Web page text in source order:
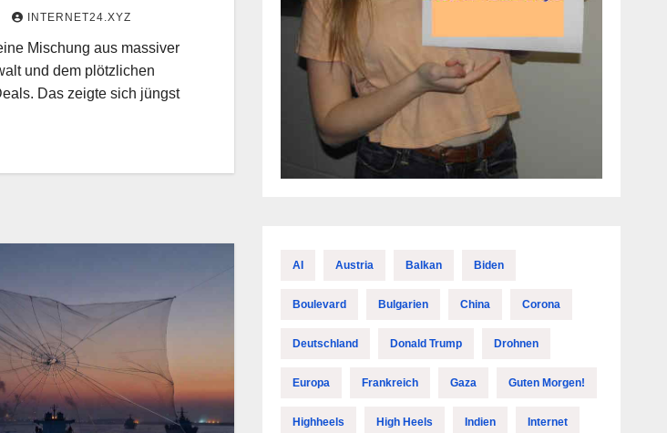
INTERNET24.XYZ
Mischung aus massiver
und dem plötzlichen
Das zeigte sich jüngst
AI Austria Balkan Biden
Boulevard Bulgarien China Corona
Deutschland Donald Trump Drohnen
Europa Frankreich Gaza Guten Morgen!
Highheels High Heels Indien Internet